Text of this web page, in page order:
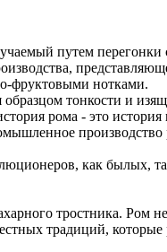
путем
фруктовыми нотками.
образцом тонкости и
рома - это
как былых,
тростника. Ром
традиций,